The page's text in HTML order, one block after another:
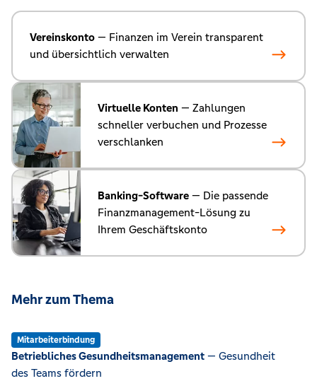
Vereinskonto — Finanzen im Verein transparent
und übersichtlich verwalten
Virtuelle Konten — Zahlungen
schneller verbuchen und Prozesse
verschlanken
Banking-Software — Die passende
Finanzmanagement-Lösung zu
Ihrem Geschäftskonto
Mehr zum Thema
Mitarbeiterbindung
Betriebliches Gesundheitsmanagement — Gesundheit
des Teams fördern